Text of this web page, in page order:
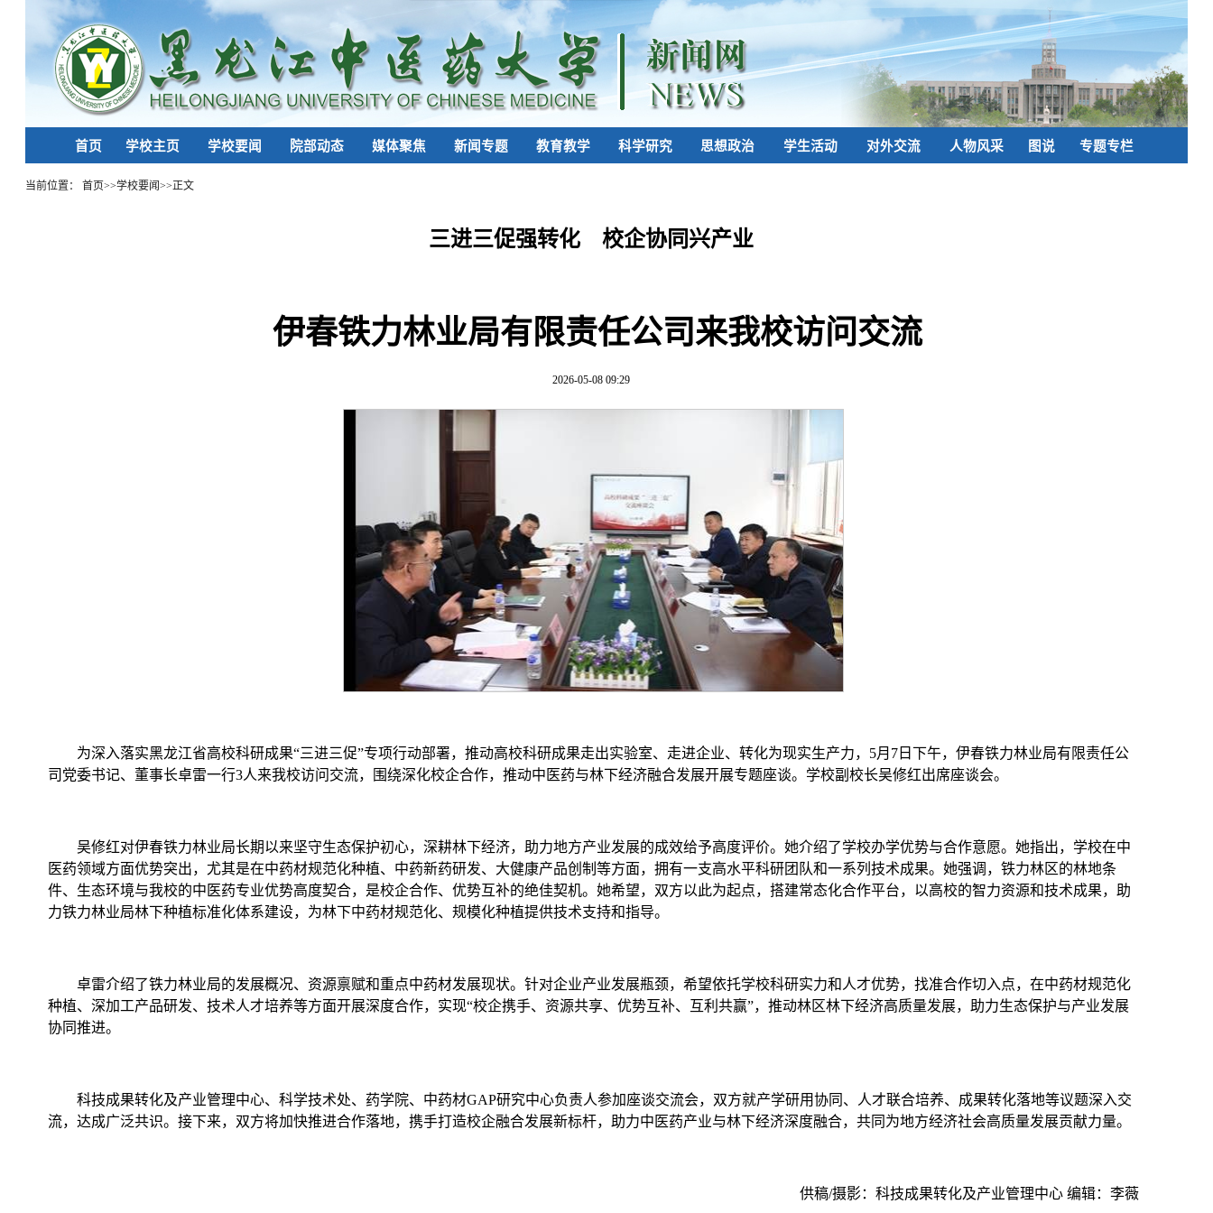
首页 学校主页 学校要闻 院部动态 媒体聚焦 新闻专题 教育教学 科学研究 思想政治 学生活动 对外交流 人物风采 图说 专题专栏
当前位置： 首页>>学校要闻>>正文
三进三促强转化 校企协同兴产业
伊春铁力林业局有限责任公司来我校访问交流
2026-05-08 09:29
为深入落实黑龙江省高校科研成果“三进三促”专项行动部署，推动高校科研成果走出实验室、走进企业、转化为现实生产力，5月7日下午，伊春铁力林业局有限责任公
司党委书记、董事长卓雷一行3人来我校访问交流，围绕深化校企合作，推动中医药与林下经济融合发展开展专题座谈。学校副校长吴修红出席座谈会。
吴修红对伊春铁力林业局长期以来坚守生态保护初心，深耕林下经济，助力地方产业发展的成效给予高度评价。她介绍了学校办学优势与合作意愿。她指出，学校在中
医药领域方面优势突出，尤其是在中药材规范化种植、中药新药研发、大健康产品创制等方面，拥有一支高水平科研团队和一系列技术成果。她强调，铁力林区的林地条
件、生态环境与我校的中医药专业优势高度契合，是校企合作、优势互补的绝佳契机。她希望，双方以此为起点，搭建常态化合作平台，以高校的智力资源和技术成果，助
力铁力林业局林下种植标准化体系建设，为林下中药材规范化、规模化种植提供技术支持和指导。
卓雷介绍了铁力林业局的发展概况、资源禀赋和重点中药材发展现状。针对企业产业发展瓶颈，希望依托学校科研实力和人才优势，找准合作切入点，在中药材规范化
种植、深加工产品研发、技术人才培养等方面开展深度合作，实现“校企携手、资源共享、优势互补、互利共赢”，推动林区林下经济高质量发展，助力生态保护与产业发展
协同推进。
科技成果转化及产业管理中心、科学技术处、药学院、中药材GAP研究中心负责人参加座谈交流会，双方就产学研用协同、人才联合培养、成果转化落地等议题深入交
流，达成广泛共识。接下来，双方将加快推进合作落地，携手打造校企融合发展新标杆，助力中医药产业与林下经济深度融合，共同为地方经济社会高质量发展贡献力量。
供稿/摄影：科技成果转化及产业管理中心 编辑：李薇